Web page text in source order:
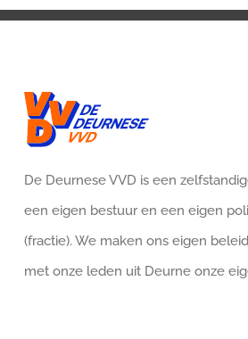
De Deurnese VVD is een
een eigen bestuur en een eigen
(fractie). We maken ons eigen
met onze leden uit Deurne onze